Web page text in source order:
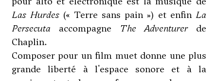
Las Hurdes (« Terre sans pain ») et enfinLa
Persecuta accompagne The Adventurerde
Chaplin.
Composer pour un film muet donne une plus
grande liberté à l'espace sonore et à la